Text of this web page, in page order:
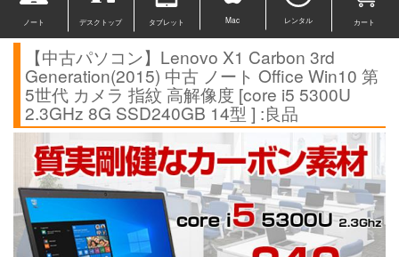
ノート デスクトップ タブレット Mac レンタル カート
【中古パソコン】Lenovo X1 Carbon 3rd
Generation(2015) 中古 ノート Office Win10 第
5世代 カメラ 指紋 高解像度 [core i5 5300U
2.3GHz 8G SSD240GB 14型 ] :良品